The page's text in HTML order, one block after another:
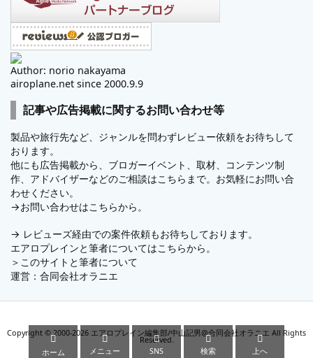
Author: norio nakayama
airoplane.net since 2000.9.9
記事や広告掲載に関するお問い合わせ等
製品や旅行先など、ジャンルを問わずレビュー依頼をお待ちして
おります。
他にも広告掲載から、ブロガーイベント、取材、コンテンツ制
作、アドバイザーなどのご相談はこちらまで。お気軽にお問い合
わせください。
→お問い合わせはこちらから。
→ レビューズ経由での案件依頼もお待ちしております。
エアロプレインと筆者についてはこちらから。
＞ このサイトと筆者について
運営： 合同会社オラニエ
Copyright ©2000-2026 エアロプレイン編集部/中山記男@合同会社オラニエ All Rights
Reserved.

ホーム

メニュー

SNS

検索

上へ